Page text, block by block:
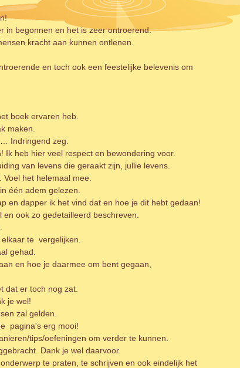
in begonnen en het is zeer ontroerend.
kracht aan kunnen ontlenen.
en toch ook een feestelijke belevenis om
boek ervaren heb.
maken.
Indringend zeg.
heb hier veel respect en bewondering voor.
van levens die geraakt zijn, jullie levens.
het helemaal mee.
één adem gelezen.
en dapper ik het vind dat en hoe je dit hebt gedaan!
ook zo gedetailleerd beschreven.
te vergelijken.
gehad.
en hoe je daarmee om bent gegaan,
er toch nog zat.
je wel!
zal gelden.
pagina's erg mooi!
tips/oefeningen om verder te kunnen.
Dank je wel daarvoor.
te praten, te schrijven en ook eindelijk het